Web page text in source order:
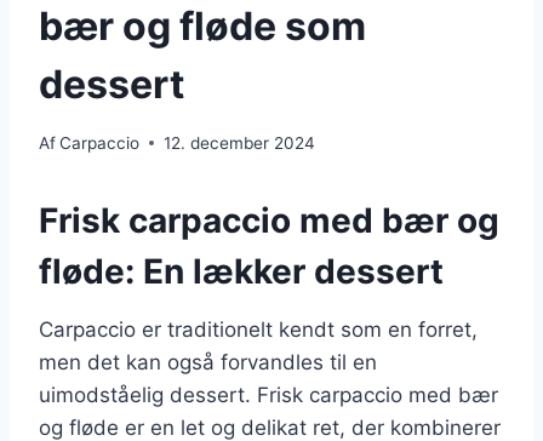
bær og fløde som
dessert
AfCarpaccio 12. december 2024
Frisk carpaccio med bær og
fløde: En lækker dessert
Carpaccio er traditionelt kendt som en forret,
men det kan også forvandles til en
uimodståelig dessert. Frisk carpaccio med bær
og fløde er en let og delikat ret, der kombinerer